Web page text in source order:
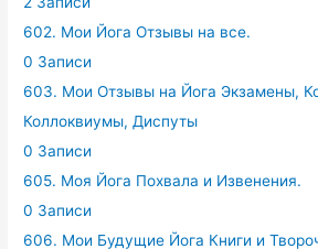
602. Мои Йога Отзывы на все.
0 Записи
603. Мои Отзывы на Йога Экзамены,
Коллоквиумы, Диспуты
0 Записи
605. Моя Йога Похвала и Извенения.
0 Записи
606. Мои Будущие Йога Книги и